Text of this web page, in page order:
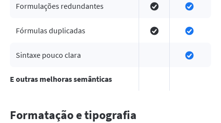
Formulações redundantes
Fórmulas duplicadas
Sintaxe pouco clara
E outras melhoras semânticas
Formatação e tipografia